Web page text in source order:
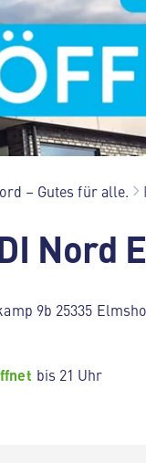
– Gutes für alle.
Nord
9b 25335
bis 21 Uhr